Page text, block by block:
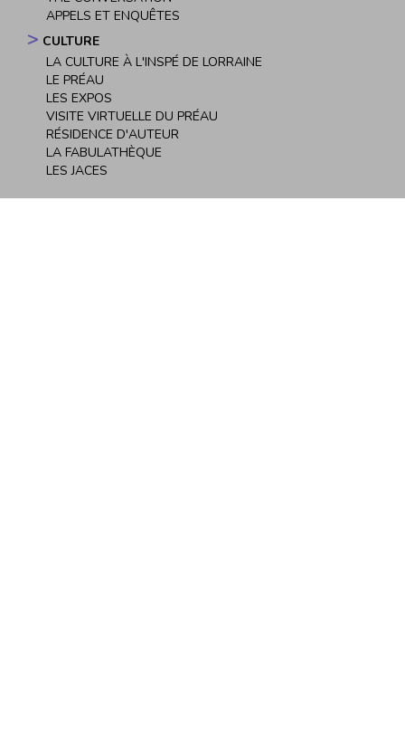
APPELS ET ENQUÊTES
CULTURE
LA CULTURE À L'INSPÉ DE LORRAINE
LE PRÉAU
LES EXPOS
VISITE VIRTUELLE DU PRÉAU
RÉSIDENCE D'AUTEUR
LA FABULATHÈQUE
LES JACES